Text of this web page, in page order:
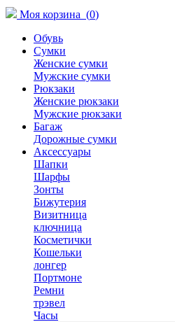
Моя корзина (0)
Обувь
Сумки
Женские сумки
Мужские сумки
Рюкзаки
Женские рюкзаки
Мужские рюкзаки
Багаж
Дорожные сумки
Аксессуары
Шапки
Шарфы
Зонты
Бижутерия
Визитница
ключница
Косметички
Кошельки
лонгер
Портмоне
Ремни
трэвел
Часы